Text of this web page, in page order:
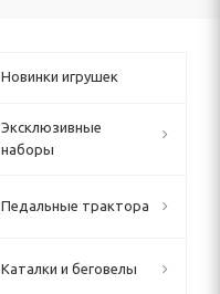
Новинки игрушек
Эксклюзивные
наборы
Педальные трактора
Каталки и беговелы